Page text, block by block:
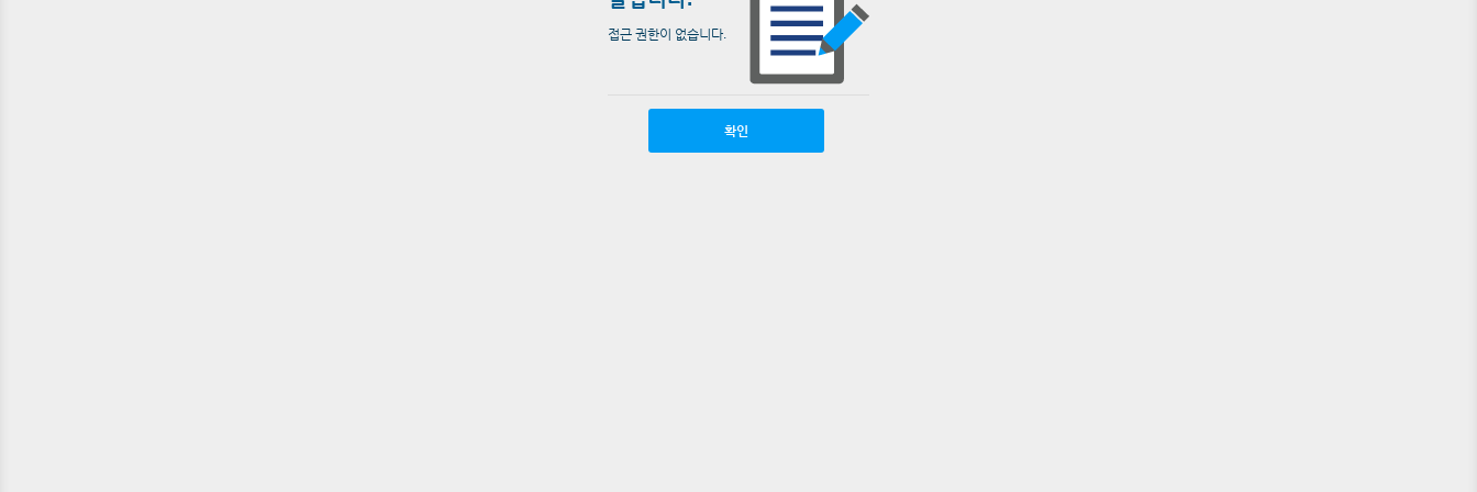
접근 권한이 없습니다.